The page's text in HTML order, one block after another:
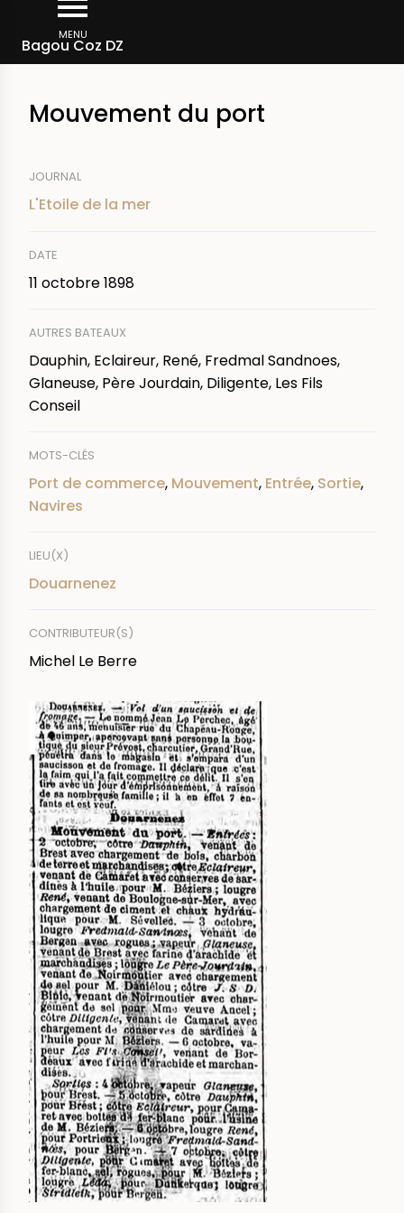
contenu
MENU
Bagou Coz DZ
d'Ariane
Rechercher dans la presse
Mouvement du port
JOURNAL
L'Etoile de la mer
DATE
11 octobre 1898
AUTRES BATEAUX
Dauphin, Eclaireur, René, Fredmal Sandnoes,
Glaneuse, Père Jourdain, Diligente, Les Fils
Conseil
MOTS-CLÉS
Port de commerce, Mouvement, Entrée, Sortie,
Navires
LIEU(X)
Douarnenez
CONTRIBUTEUR(S)
Michel Le Berre
IMAGE